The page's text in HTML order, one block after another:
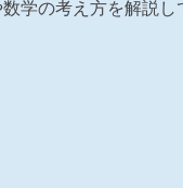
学の考え方を解説し